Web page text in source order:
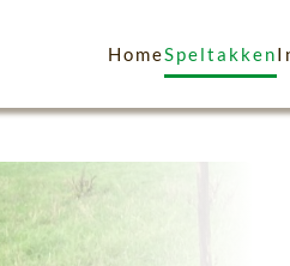
HomeSpeltakken